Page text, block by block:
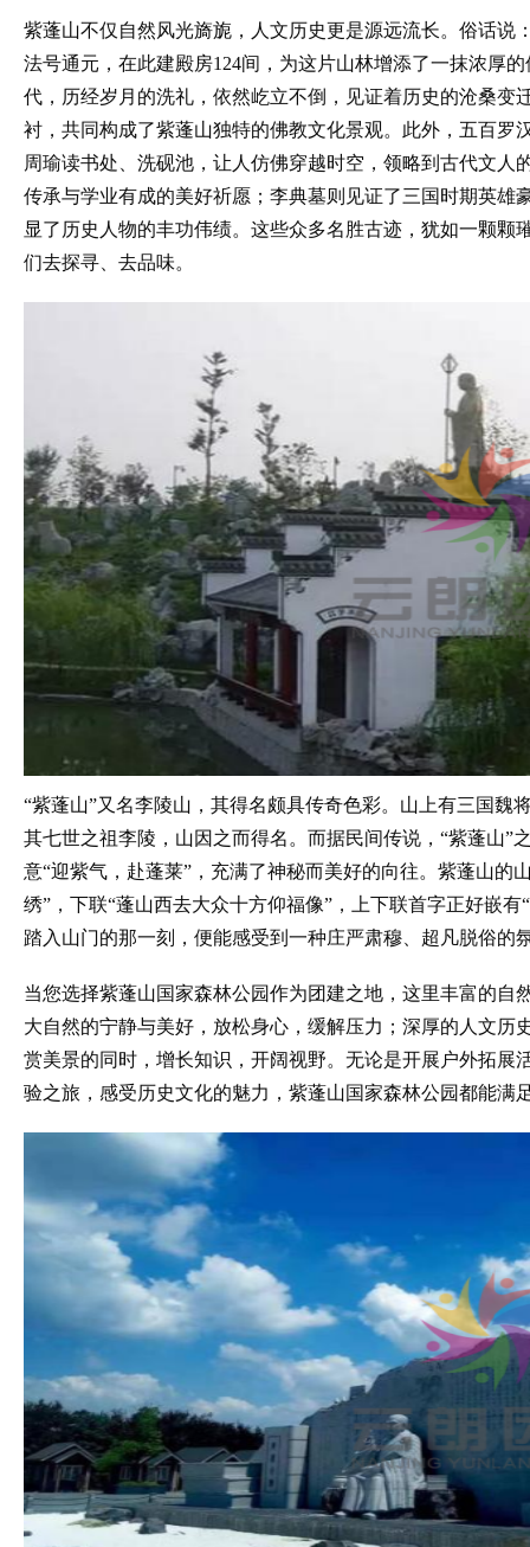
紫蓬山不仅自然风光旖旎，人文历史更是源远流长。俗话说
法号通元，在此建殿房124间，为这片山林增添了一抹浓厚
代，历经岁月的洗礼，依然屹立不倒，见证着历史的沧桑变
衬，共同构成了紫蓬山独特的佛教文化景观。此外，五百罗
周瑜读书处、洗砚池，让人仿佛穿越时空，领略到古代文
传承与学业有成的美好祈愿；李典墓则见证了三国时期英雄
显了历史人物的丰功伟绩。这些众多名胜古迹，犹如一颗
们去探寻、去品味。
“紫蓬山”又名李陵山，其得名颇具传奇色彩。山上有三国魏
其七世之祖李陵，山因之而得名。而据民间传说，“紫蓬山”
意“迎紫气，赴蓬莱”，充满了神秘而美好的向往。紫蓬山的
绣”，下联“蓬山西去大众十方仰福像”，上下联首字正好嵌
踏入山门的那一刻，便能感受到一种庄严肃穆、超凡脱俗的
当您选择紫蓬山国家森林公园作为团建之地，这里丰富的
大自然的宁静与美好，放松身心，缓解压力；深厚的人文
赏美景的同时，增长知识，开阔视野。无论是开展户外拓展
验之旅，感受历史文化的魅力，紫蓬山国家森林公园都能满